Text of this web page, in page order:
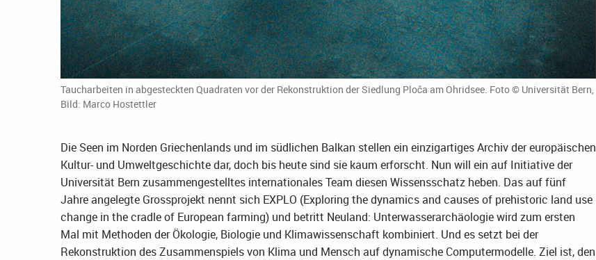
Taucharbeiten in abgesteckten Quadraten vor der Rekonstruktion der Siedlung Ploča am Ohridsee. Foto © Universität Bern,
Bild: Marco Hostettler
Die Seen im Norden Griechenlands und im südlichen Balkan stellen ein einzigartiges Archiv der europäischen
Kultur- und Umweltgeschichte dar, doch bis heute sind sie kaum erforscht. Nun will ein auf Initiative der
Universität Bern zusammengestelltes internationales Team diesen Wissensschatz heben. Das auf fünf
Jahre angelegte Grossprojekt nennt sich EXPLO (Exploring the dynamics and causes of prehistoric land use
change in the cradle of European farming) und betritt Neuland: Unterwasserarchäologie wird zum ersten
Mal mit Methoden der Ökologie, Biologie und Klimawissenschaft kombiniert. Und es setzt bei der
Rekonstruktion des Zusammenspiels von Klima und Mensch auf dynamische Computermodelle. Ziel ist, den